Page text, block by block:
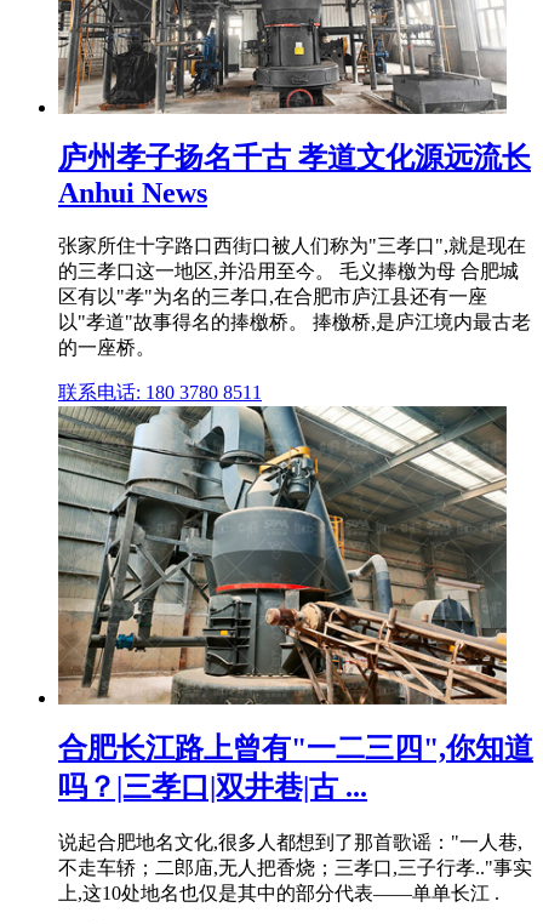
庐州孝子扬名千古 孝道文化源远流长
Anhui News
张家所住十字路口西街口被人们称为"三孝口",就是现在
的三孝口这一地区,并沿用至今。 毛义捧檄为母 合肥城
区有以"孝"为名的三孝口,在合肥市庐江县还有一座
以"孝道"故事得名的捧檄桥。 捧檄桥,是庐江境内最古老
的一座桥。
联系电话: 180 3780 8511
合肥长江路上曾有"一二三四",你知道
吗？|三孝口|双井巷|古 ...
说起合肥地名文化,很多人都想到了那首歌谣："一人巷,
不走车轿；二郎庙,无人把香烧；三孝口,三子行孝.."事实
上,这10处地名也仅是其中的部分代表——单单长江 .